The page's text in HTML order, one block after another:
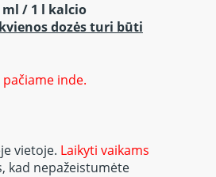
/ 1 l kalcio
dozės turi būti
inde.
vietoje. Laikyti vaikams
kad nepažeistumėte